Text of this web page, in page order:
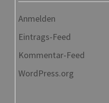
Anmelden
Eintrags-Feed
Kommentar-Feed
WordPress.org